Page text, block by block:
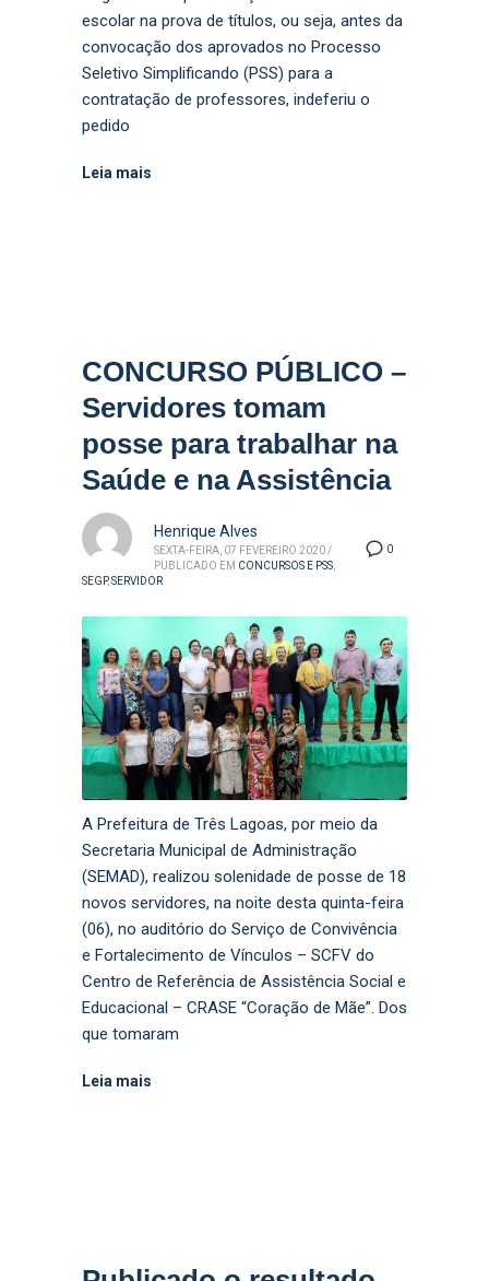
escolar na prova de títulos, ou seja, antes da
convocação dos aprovados no Processo
Seletivo Simplificando (PSS) para a
contratação de professores, indeferiu o
pedido
Leia mais
CONCURSO PÚBLICO –
Servidores tomam
posse para trabalhar na
Saúde e na Assistência
0
Henrique Alves
SEXTA-FEIRA, 07 FEVEREIRO 2020 /
PUBLICADO EM CONCURSOS E PSS
SEGP,SERVIDOR
A Prefeitura de Três Lagoas, por meio da
Secretaria Municipal de Administração
(SEMAD), realizou solenidade de posse de 18
novos servidores, na noite desta quinta-feira
(06), no auditório do Serviço de Convivência
e Fortalecimento de Vínculos – SCFV do
Centro de Referência de Assistência Social e
Educacional – CRASE “Coração de Mãe”. Dos
que tomaram
Leia mais